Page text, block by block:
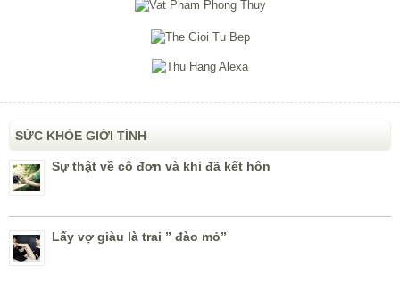
SỨC KHỎE GIỚI TÍNH
Sự thật về cô đơn và khi đã kết hôn
Lấy vợ giàu là trai ” đào mỏ”